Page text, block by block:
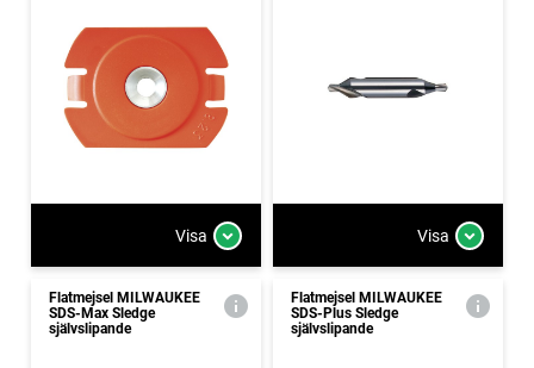
Visa Visa
Flatmejsel MILWAUKEE
SDS-Max Sledge
självslipande
Flatmejsel MILWAUKEE
SDS-Plus Sledge
självslipande